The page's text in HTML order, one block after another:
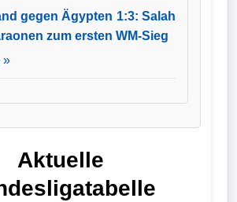
gegen Ägypten 1:3: Salah
zum ersten WM-Sieg
»
Aktuelle